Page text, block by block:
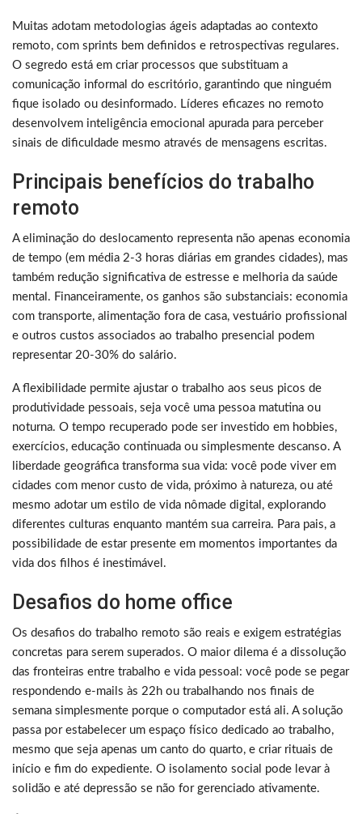
Muitas adotam metodologias ágeis adaptadas ao contexto
remoto, com sprints bem definidos e retrospectivas regulares.
O segredo está em criar processos que substituam a
comunicação informal do escritório, garantindo que ninguém
fique isolado ou desinformado. Líderes eficazes no remoto
desenvolvem inteligência emocional apurada para perceber
sinais de dificuldade mesmo através de mensagens escritas.
Principais benefícios do trabalho
remoto
A eliminação do deslocamento representa não apenas economia
de tempo (em média 2-3 horas diárias em grandes cidades), mas
também redução significativa de estresse e melhoria da saúde
mental. Financeiramente, os ganhos são substanciais: economia
com transporte, alimentação fora de casa, vestuário profissional
e outros custos associados ao trabalho presencial podem
representar 20-30% do salário.
A flexibilidade permite ajustar o trabalho aos seus picos de
produtividade pessoais, seja você uma pessoa matutina ou
noturna. O tempo recuperado pode ser investido em hobbies,
exercícios, educação continuada ou simplesmente descanso. A
liberdade geográfica transforma sua vida: você pode viver em
cidades com menor custo de vida, próximo à natureza, ou até
mesmo adotar um estilo de vida nômade digital, explorando
diferentes culturas enquanto mantém sua carreira. Para pais, a
possibilidade de estar presente em momentos importantes da
vida dos filhos é inestimável.
Desafios do home office
Os desafios do trabalho remoto são reais e exigem estratégias
concretas para serem superados. O maior dilema é a dissolução
das fronteiras entre trabalho e vida pessoal: você pode se pegar
respondendo e-mails às 22h ou trabalhando nos finais de
semana simplesmente porque o computador está ali. A solução
passa por estabelecer um espaço físico dedicado ao trabalho,
mesmo que seja apenas um canto do quarto, e criar rituais de
início e fim do expediente. O isolamento social pode levar à
solidão e até depressão se não for gerenciado ativamente.